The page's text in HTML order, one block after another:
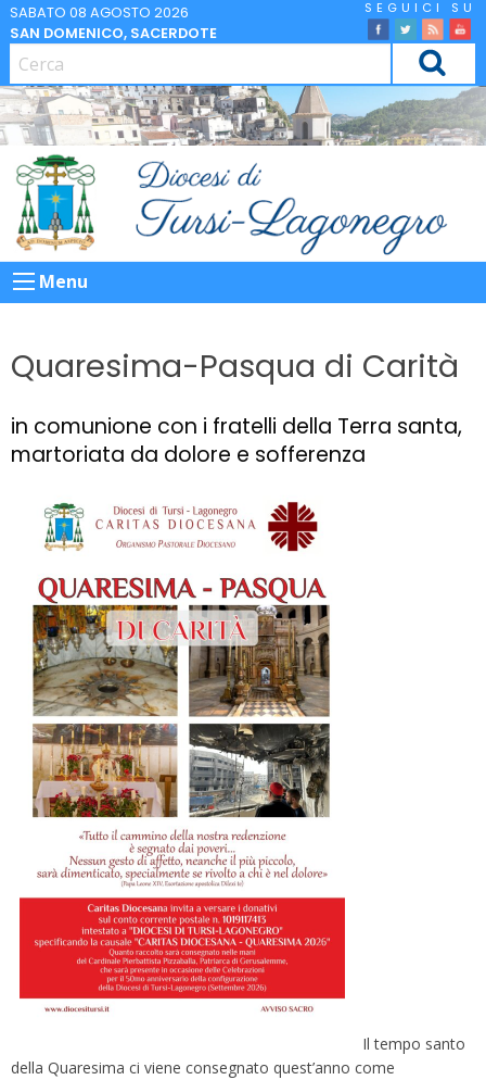
Skip
to
content
SABATO 08 AGOSTO 2026
SAN DOMENICO, SACERDOTE
facebook
Twitter
Feed
CERCA
Menu
Quaresima-Pasqua di Carità
in comunione con i fratelli della Terra santa,
martoriata da dolore e sofferenza
Il tempo santo
della Quaresima ci viene consegnato quest’anno come